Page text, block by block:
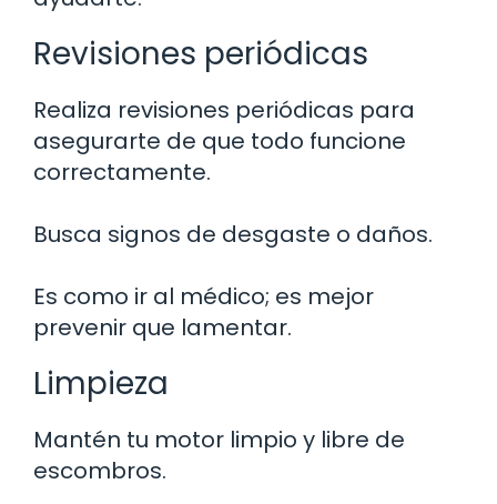
Revisiones periódicas
Realiza revisiones periódicas para
asegurarte de que todo funcione
correctamente.
Busca signos de desgaste o daños.
Es como ir al médico; es mejor
prevenir que lamentar.
Limpieza
Mantén tu motor limpio y libre de
escombros.